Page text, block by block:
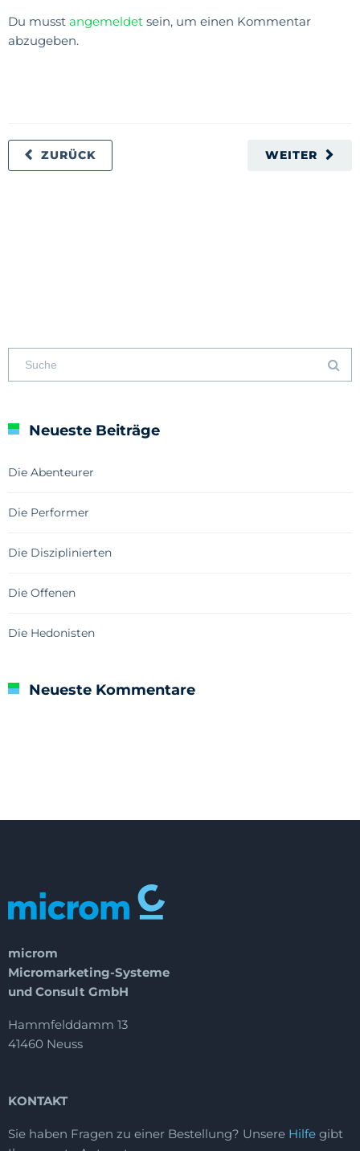
Du musst angemeldet sein, um einen Kommentar
abzugeben.
WEITER
ZURÜCK
Neueste Beiträge
Die Abenteurer
Die Performer
Die Disziplinierten
Die Offenen
Die Hedonisten
Neueste Kommentare
microm
Micromarketing-Systeme
und Consult GmbH
Hammfelddamm 13
41460 Neuss
KONTAKT
Sie haben Fragen zu einer Bestellung? Unsere Hilfe gibt